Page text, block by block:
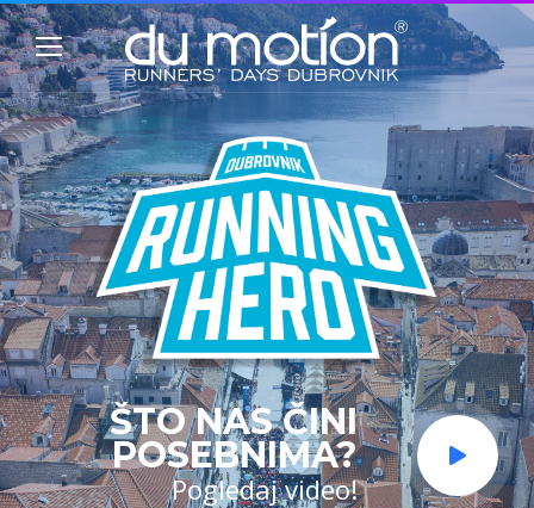
ŠTO NAS ČINI
POSEBNIMA?
Pogledaj video!